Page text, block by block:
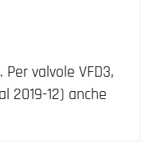
valvole VFD3,
2019-12) anche